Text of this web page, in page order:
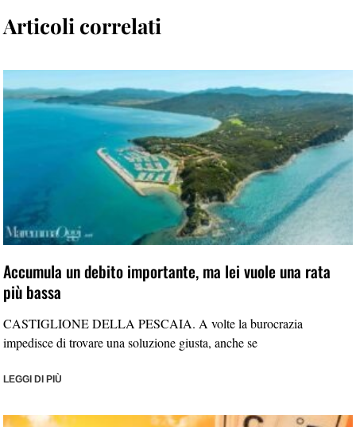
Articoli correlati
Accumula un debito importante, ma lei vuole una rata
più bassa
CASTIGLIONE DELLA PESCAIA. A volte la burocrazia
impedisce di trovare una soluzione giusta, anche se
LEGGI DI PIÙ